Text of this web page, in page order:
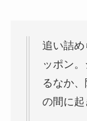
追い詰
ッポン
るなか
の間に起